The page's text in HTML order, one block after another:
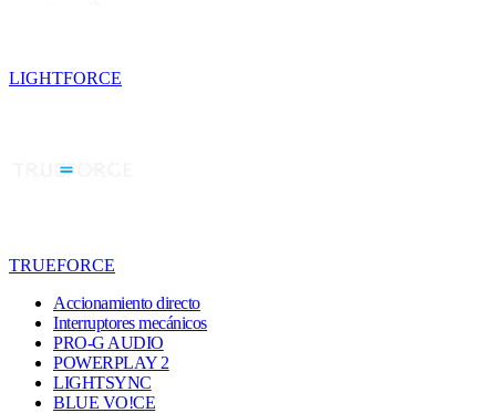
LIGHTFORCE
TRUEFORCE
Accionamiento directo
Interruptores mecánicos
PRO-G AUDIO
POWERPLAY 2
LIGHTSYNC
BLUE VO!CE